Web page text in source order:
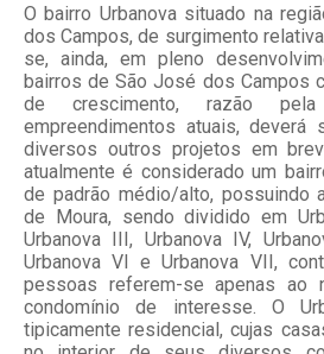
O bairro Urbanova situado na
dos Campos, de surgimento
se, ainda, em pleno
bairros de São José dos Campos
de crescimento, razão
empreendimentos atuais, deverá
diversos outros projetos em
atualmente é considerado um
de padrão médio/alto, possuindo
de Moura, sendo dividido em
Urbanova III, Urbanova IV,
Urbanova VI e Urbanova VII,
pessoas referem-se apenas ao
condomínio de interesse. O
tipicamente residencial, cujas